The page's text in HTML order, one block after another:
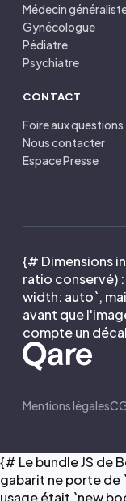
Médecin
Gynécologue
Pédiatre
Psychiatre
CONTACT
Foire aux questions
Nous contacter
Espace Presse
{# Dimensions
ratio conservé)
width: auto`,
avant que
compte un
Mentions légales
{# Le bundle JS de
gabarit ne porte
usage était `new